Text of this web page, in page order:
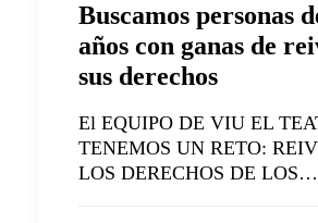
Buscamos personas
años con ganas de
sus derechos
El EQUIPO DE VIU EL
TENEMOS UN RETO:
LOS DERECHOS DE LOS…